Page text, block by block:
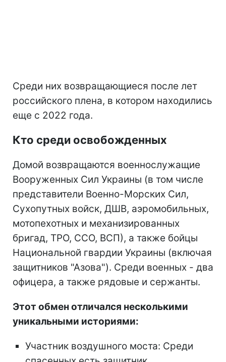
Среди них возвращающиеся после лет
российского плена, в котором находились
еще с 2022 года.
Кто среди освобожденных
Домой возвращаются военнослужащие
Вооруженных Сил Украины (в том числе
представители Военно-Морских Сил,
Сухопутных войск, ДШВ, аэромобильных,
мотопехотных и механизированных
бригад, ТРО, ССО, ВСП), а также бойцы
Национальной гвардии Украины (включая
защитников "Азова"). Среди военных - два
офицера, а также рядовые и сержанты.
Этот обмен отличался несколькими
уникальными историями:
Участник воздушного моста: Среди